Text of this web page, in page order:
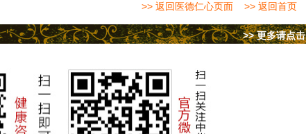
>> 返回医德仁心页面 >> 返回首页
>> 更多请点击